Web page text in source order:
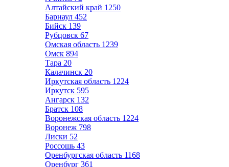
Алтайский край 1250
Барнаул 452
Бийск 139
Рубцовск 67
Омская область 1239
Омск 894
Тара 20
Калачинск 20
Иркутская область 1224
Иркутск 595
Ангарск 132
Братск 108
Воронежская область 1224
Воронеж 798
Лиски 52
Россошь 43
Оренбургская область 1168
Оренбург 361